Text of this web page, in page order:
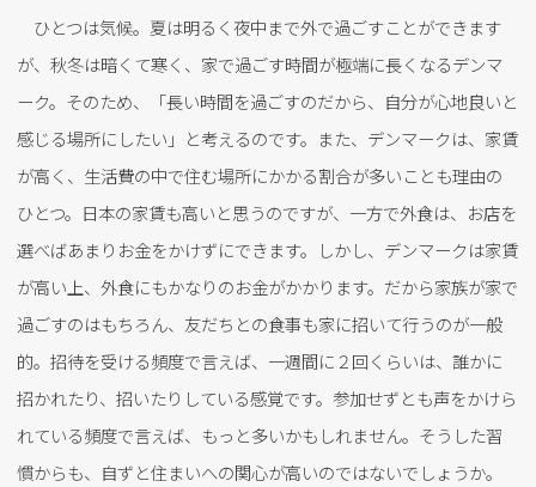
ひとつは気候。夏は明るく夜中まで外で過ごすことができます
が、秋冬は暗くて寒く、家で過ごす時間が極端に長くなるデンマ
ーク。そのため、「長い時間を過ごすのだから、自分が心地良いと
感じる場所にしたい」と考えるのです。また、デンマークは、家賃
が高く、生活費の中で住む場所にかかる割合が多いことも理由の
ひとつ。日本の家賃も高いと思うのですが、一方で外食は、お店を
選べばあまりお金をかけずにできます。しかし、デンマークは家賃
が高い上、外食にもかなりのお金がかかります。だから家族が家で
過ごすのはもちろん、友だちとの食事も家に招いて行うのが一般
的。招待を受ける頻度で言えば、一週間に２回くらいは、誰かに
招かれたり、招いたりしている感覚です。参加せずとも声をかけら
れている頻度で言えば、もっと多いかもしれません。そうした習
慣からも、自ずと住まいへの関心が高いのではないでしょうか。